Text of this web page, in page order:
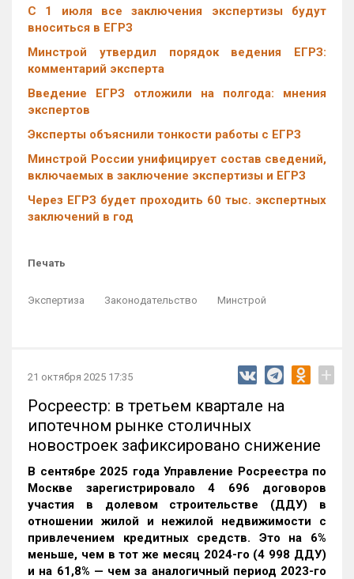
С 1 июля все заключения экспертизы будут
вноситься в ЕГРЗ
Минстрой утвердил порядок ведения ЕГРЗ:
комментарий эксперта
Введение ЕГРЗ отложили на полгода: мнения
экспертов
Эксперты объяснили тонкости работы с ЕГРЗ
Минстрой России унифицирует состав сведений,
включаемых в заключение экспертизы и ЕГРЗ
Через ЕГРЗ будет проходить 60 тыс. экспертных
заключений в год
Печать
Экспертиза Законодательство Минстрой
21 октября 2025 17:35 +
Росреестр: в третьем квартале на
ипотечном рынке столичных
новостроек зафиксировано снижение
В сентябре 2025 года Управление Росреестра по
Москве зарегистрировало 4 696 договоров
участия в долевом строительстве (ДДУ) в
отношении жилой и нежилой недвижимости с
привлечением кредитных средств. Это на 6%
меньше, чем в тот же месяц 2024-го (4 998 ДДУ)
и на 61,8% — чем за аналогичный период 2023-го